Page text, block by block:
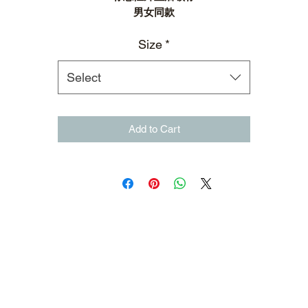
男女同款
Size *
Select
Add to Cart